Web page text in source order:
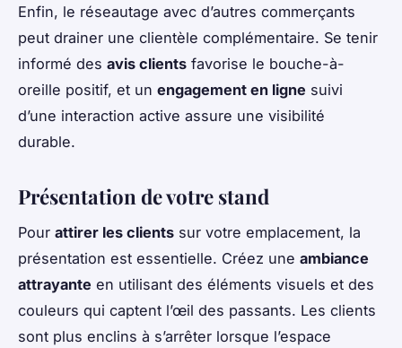
Enfin, le réseautage avec d’autres commerçants
peut drainer une clientèle complémentaire. Se tenir
informé des avis clients favorise le bouche-à-
oreille positif, et un engagement en ligne suivi
d’une interaction active assure une visibilité
durable.
Présentation de votre stand
Pour attirer les clients sur votre emplacement, la
présentation est essentielle. Créez une ambiance
attrayante en utilisant des éléments visuels et des
couleurs qui captent l’œil des passants. Les clients
sont plus enclins à s’arrêter lorsque l’espace